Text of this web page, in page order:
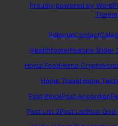
Proudly powered by
.
Contact
Editorial
Feature
footer
Health
Home Crypto
Home Food
Home
Home Travel
Post Accordion
Post Block
Post
Post List
Post List 2